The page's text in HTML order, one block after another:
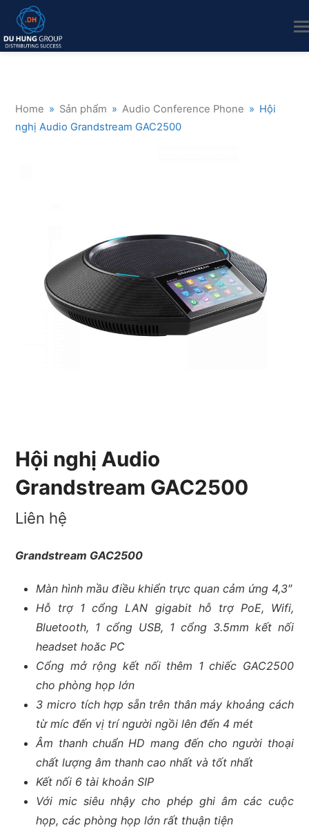
Home » Sản phẩm » Audio Conference Phone » Hội
nghị Audio Grandstream GAC2500
Hội nghị Audio
Grandstream GAC2500
Liên hệ
Grandstream GAC2500
Màn hình mầu điều khiển trực quan cảm ứng 4,3″
Hỗ trợ 1 cổng LAN gigabit hỗ trợ PoE, Wifi,
Bluetooth, 1 cổng USB, 1 cổng 3.5mm kết nối
headset hoăc PC
Cổng mở rộng kết nối thêm 1 chiếc GAC2500
cho phòng họp lớn
3 micro tích hợp sẵn trên thân máy khoảng cách
từ míc đến vị trí người ngồi lên đến 4 mét
Âm thanh chuẩn HD mang đến cho người thoại
chất lượng âm thanh cao nhất và tốt nhất
Kết nối 6 tài khoản SIP
Với mic siêu nhậy cho phép ghi âm các cuộc
họp, các phòng họp lớn rất thuận tiện